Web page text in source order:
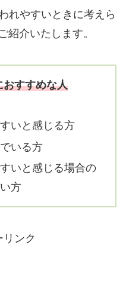
れやすいときに考えら
紹介いたします。
おすすめな人
いと感じる方
いる方
いと感じる場合の
方
リンク